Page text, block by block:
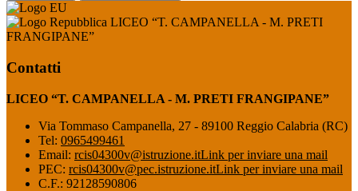
LICEO “T. CAMPANELLA - M. PRETI
FRANGIPANE”
Contatti
LICEO “T. CAMPANELLA - M. PRETI FRANGIPANE”
Via Tommaso Campanella, 27 - 89100 Reggio Calabria (RC)
Tel: 0965499461
Email: rcis04300v@istruzione.itLink per inviare una mail
PEC: rcis04300v@pec.istruzione.itLink per inviare una mail
C.F.: 92128590806